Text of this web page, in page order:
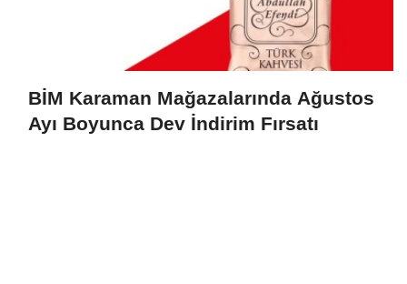
BİM Karaman Mağazalarında Ağustos
Ayı Boyunca Dev İndirim Fırsatı